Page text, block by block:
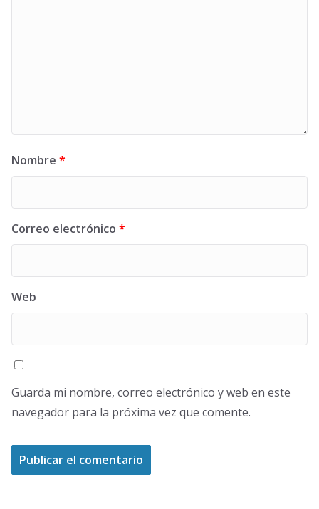
Nombre *
Correo electrónico *
Web
Guarda mi nombre, correo electrónico y web en este
navegador para la próxima vez que comente.